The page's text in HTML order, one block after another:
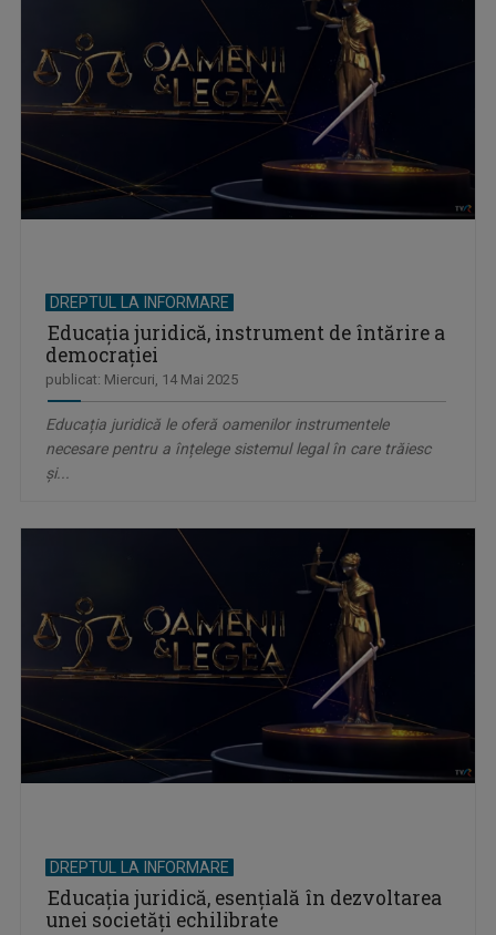
DREPTUL LA INFORMARE
Educația juridică, instrument de întărire a
democrației
publicat: Miercuri, 14 Mai 2025
Educația juridică le oferă oamenilor instrumentele
necesare pentru a înțelege sistemul legal în care trăiesc
și...
DREPTUL LA INFORMARE
Educația juridică, esențială în dezvoltarea
unei societăți echilibrate